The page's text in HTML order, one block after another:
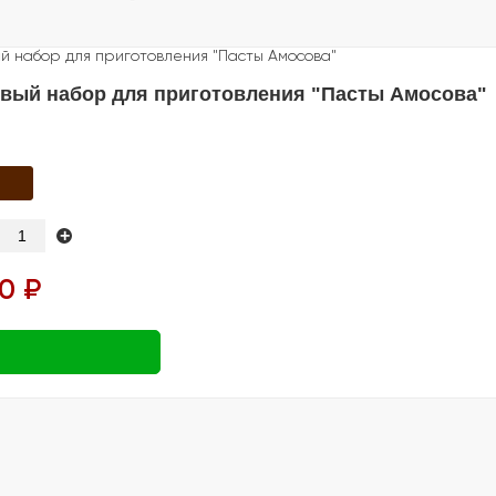
набор для приготовления "Пасты Амосова"
+
₽